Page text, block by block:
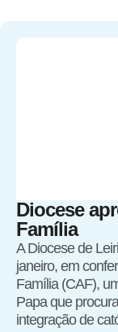
Diocese
Família
A Diocese de
janeiro, em
Família (CAF),
Papa que
integração de